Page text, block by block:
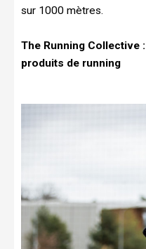
sur 1000 mètres.
The Running Collective
produits de running